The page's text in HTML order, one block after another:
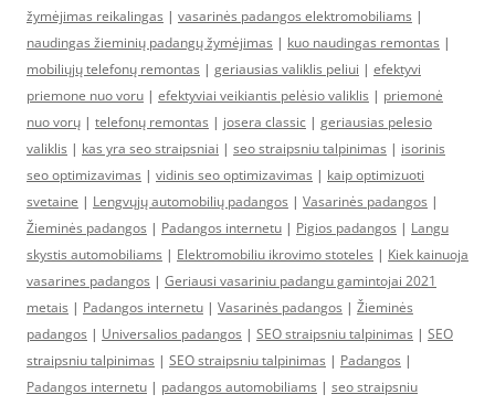
žymėjimas reikalingas | vasarinės padangos elektromobiliams |
naudingas žieminių padangų žymėjimas | kuo naudingas remontas |
mobiliųjų telefonų remontas | geriausias valiklis peliui | efektyvi
priemone nuo voru | efektyviai veikiantis pelėsio valiklis | priemonė
nuo vorų | telefonų remontas | josera classic | geriausias pelesio
valiklis | kas yra seo straipsniai | seo straipsniu talpinimas | isorinis
seo optimizavimas | vidinis seo optimizavimas | kaip optimizuoti
svetaine | Lengvųjų automobilių padangos | Vasarinės padangos |
Žieminės padangos | Padangos internetu | Pigios padangos | Langu
skystis automobiliams | Elektromobiliu ikrovimo stoteles | Kiek kainuoja
vasarines padangos | Geriausi vasariniu padangu gamintojai 2021
metais | Padangos internetu | Vasarinės padangos | Žieminės
padangos | Universalios padangos | SEO straipsniu talpinimas | SEO
straipsniu talpinimas | SEO straipsniu talpinimas | Padangos |
Padangos internetu | padangos automobiliams | seo straipsniu